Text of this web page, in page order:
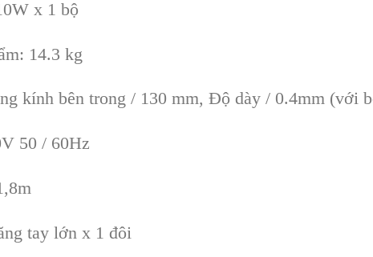
x 1 bộ
14.3 kg
kính bên trong / 130 mm, Độ dày / 0.4mm (với
50 / 60Hz
tay lớn x 1 đôi